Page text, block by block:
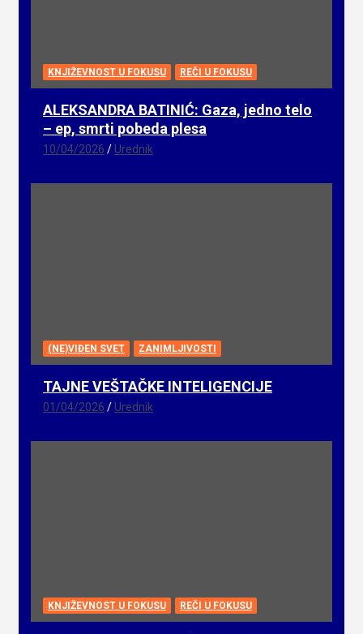
KNJIŽEVNOST U FOKUSU REČI U FOKUSU
ALEKSANDRA BATINIĆ: Gaza, jedno telo
– ep, smrti pobeda plesa
10/04/2026 Urednik
(NE)VIĐEN SVET ZANIMLJIVOSTI
TAJNE VEŠTAČKE INTELIGENCIJE
01/04/2026 Urednik
KNJIŽEVNOST U FOKUSU REČI U FOKUSU